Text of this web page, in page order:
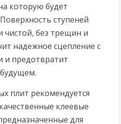
которую будет
ступеней
без трещин и
надежное сцепление с
и предотвратит
плит рекомендуется
клеевые
для